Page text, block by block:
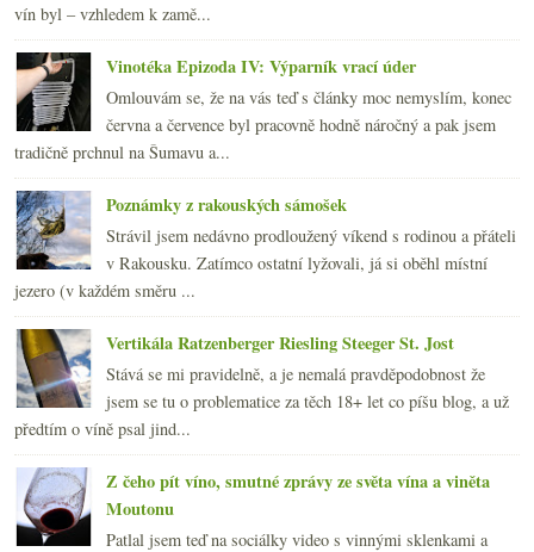
vín byl – vzhledem k zamě...
Vinotéka Epizoda IV: Výparník vrací úder
Omlouvám se, že na vás teď s články moc nemyslím, konec
června a července byl pracovně hodně náročný a pak jsem
tradičně prchnul na Šumavu a...
Poznámky z rakouských sámošek
Strávil jsem nedávno prodloužený víkend s rodinou a přáteli
v Rakousku. Zatímco ostatní lyžovali, já si oběhl místní
jezero (v každém směru ...
Vertikála Ratzenberger Riesling Steeger St. Jost
Stává se mi pravidelně, a je nemalá pravděpodobnost že
jsem se tu o problematice za těch 18+ let co píšu blog, a už
předtím o víně psal jind...
Z čeho pít víno, smutné zprávy ze světa vína a viněta
Moutonu
Patlal jsem teď na sociálky video s vinnými sklenkami a